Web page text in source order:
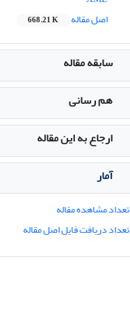
اصل مقاله
668.21 K
سابقه مقاله
هم رسانی
ارجاع به این مقاله
آمار
تعداد مشاهده مقاله
تعداد دریافت فایل اصل مقاله